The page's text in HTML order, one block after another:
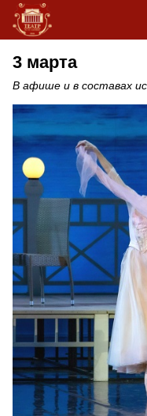
3 марта
В афише и в составах